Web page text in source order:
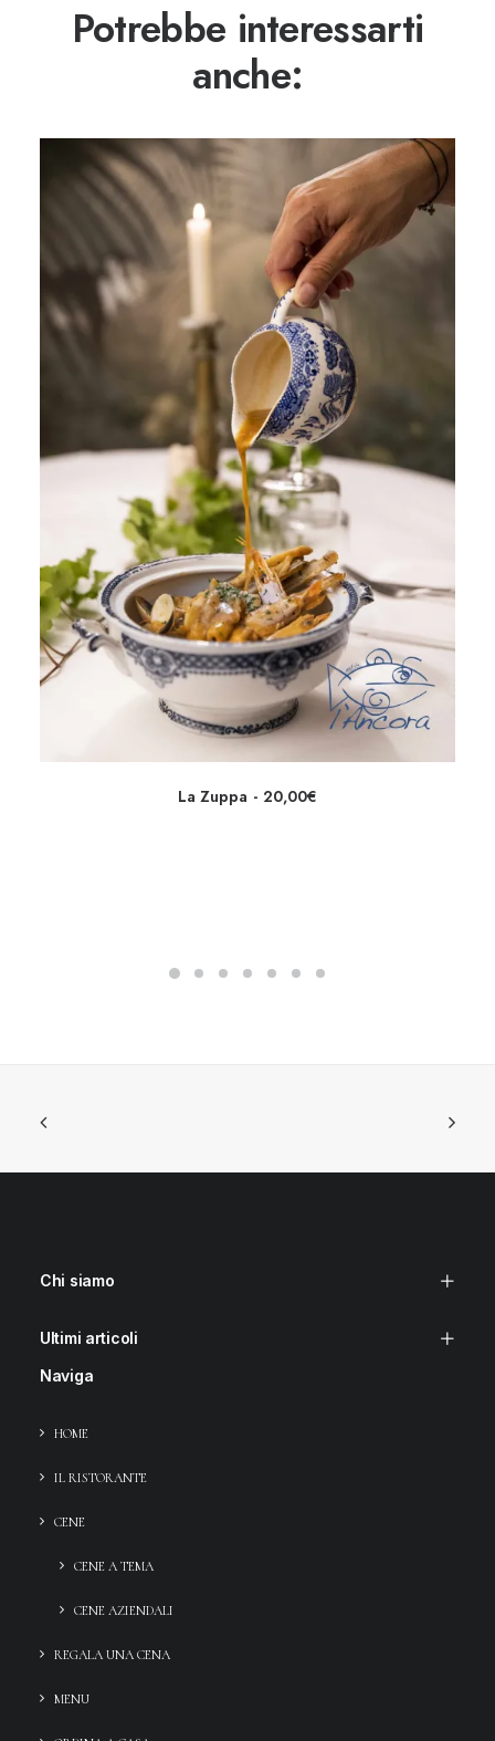
Potrebbe interessarti
anche:
LEGGI TUTTO
La Zuppa 20,00€
Chi siamo
Ultimi articoli
Naviga
HOME
IL RISTORANTE
CENE
CENE A TEMA
CENE AZIENDALI
REGALA UNA CENA
MENU